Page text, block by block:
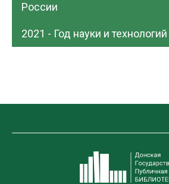
России
2021 - Год науки и технологий